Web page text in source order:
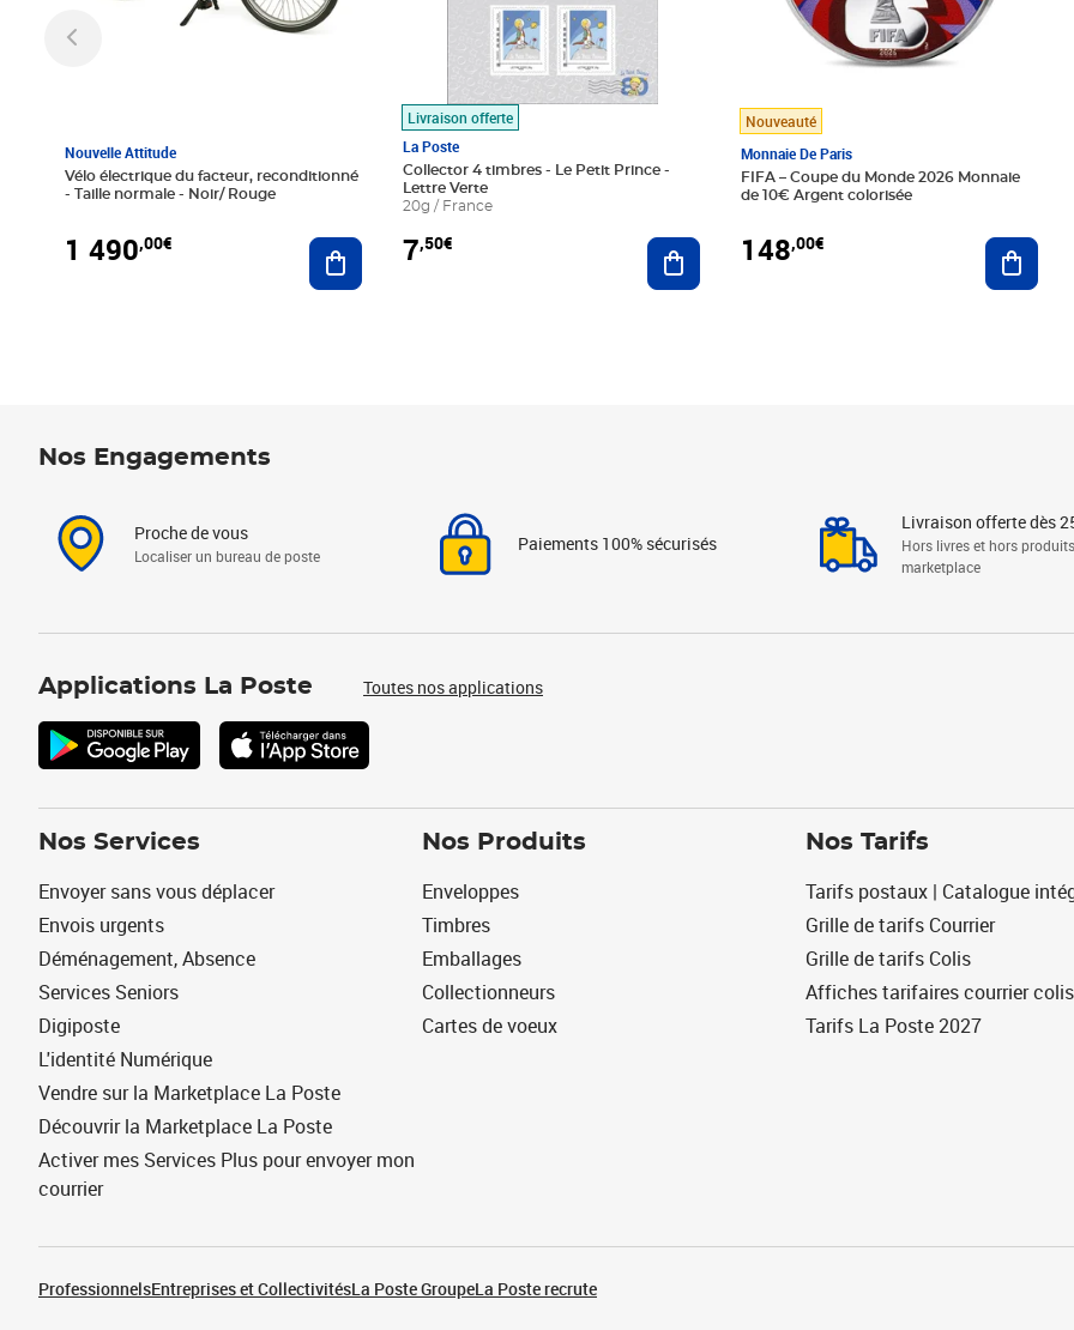
Nouvelle Attitude
Vélo électrique du facteur, reconditionné
- Taille normale - Noir/ Rouge
1 490,00€ Ajouter au panier
Livraison offerte
La Poste
Collector 4 timbres - Le Petit Prince -
Lettre Verte
20g / France
7,50€ Ajouter au panier
Nouveauté
Monnaie De Paris
FIFA – Coupe du Monde 2026 Monnaie
de 10€ Argent colorisée
148,00€
Nos Engagements
Proche de vous
Localiser un bureau de poste
Paiements 100% sécurisés
Livraison offerte dès
Hors livres et hors produits
marketplace
Applications La Poste Toutes nos applications
Nos Services
Envoyer sans vous déplacer
Envois urgents
Déménagement, Absence
Services Seniors
Digiposte
L'identité Numérique
Vendre sur la Marketplace La Poste
Découvrir la Marketplace La Poste
Activer mes Services Plus pour envoyer mon
courrier
Nos Produits
Enveloppes
Timbres
Emballages
Collectionneurs
Cartes de voeux
Nos Tarifs
Tarifs postaux | Catalogue
Grille de tarifs Courrier
Grille de tarifs Colis
Affiches tarifaires courrier colis
Tarifs La Poste 2027
ProfessionnelsEntreprises et CollectivitésLa Poste GroupeLa Poste recrute